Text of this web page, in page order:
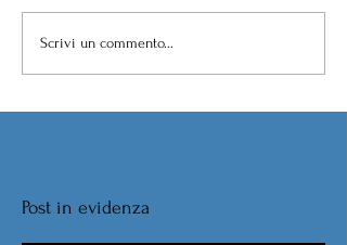
Scrivi un commento...
Post in evidenza